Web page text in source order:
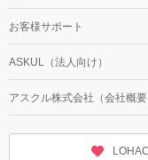
お客様サポート
ASKUL（法人向け）
アスクル株式会社（会社概要